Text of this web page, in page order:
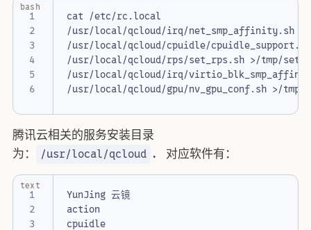
1
2
4
5
6
/usr/local/qcloud/irq/net_smp_affinity.sh
/usr/local/qcloud/cpuidle/
/usr/local/qcloud/rps/set_rps.sh >/tmp/
/usr/local/qcloud/irq/
/usr/local/qcloud/gpu/nv_gpu_conf.sh >/tmp/
bash
腾讯云相关的服务安装目录
为：
/usr/local/qcloud . 对应软件有：
1
2
text